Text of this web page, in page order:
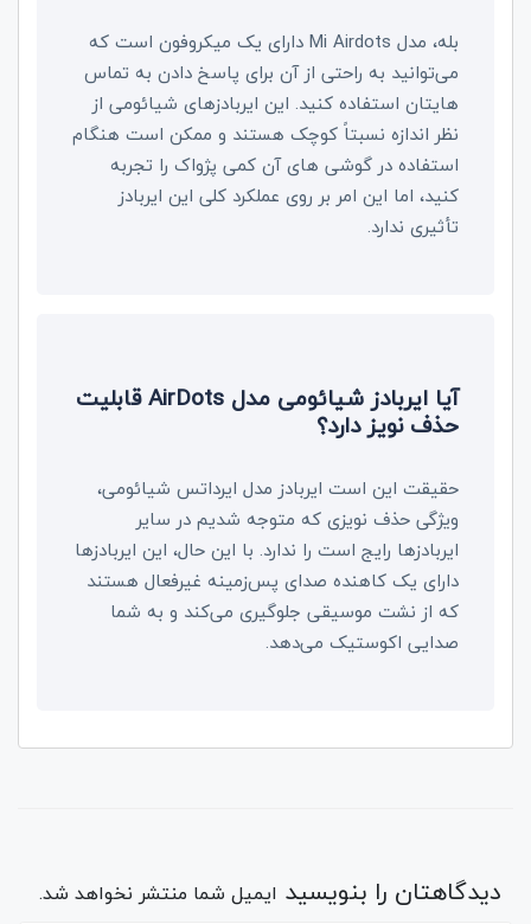
بله، مدل Mi Airdots دارای یک میکروفون است که
می‌توانید به راحتی از آن برای پاسخ دادن به تماس
هایتان استفاده کنید. این ایربادزهای شیائومی از
نظر اندازه نسبتاً کوچک هستند و ممکن است هنگام
استفاده در گوشی های آن کمی پژواک را تجربه
کنید، اما این امر بر روی عملکرد کلی این ایربادز
تأثیری ندارد.
آیا ایربادز شیائومی مدل AirDotsقابلیت
حذف نویز دارد؟
حقیقت این است ایربادز مدل ایرداتس شیائومی،
ویژگی حذف نویزی که متوجه شدیم در سایر
ایربادز‌ها رایج است را ندارد. با این حال، این ایربادز‌ها
دارای یک کاهنده صدای پس‌زمینه غیرفعال هستند
که از نشت موسیقی جلوگیری می‌کند و به شما
صدایی اکوستیک می‌دهد.
دیدگاهتان را بنویسید ایمیل شما منتشر نخواهد شد.